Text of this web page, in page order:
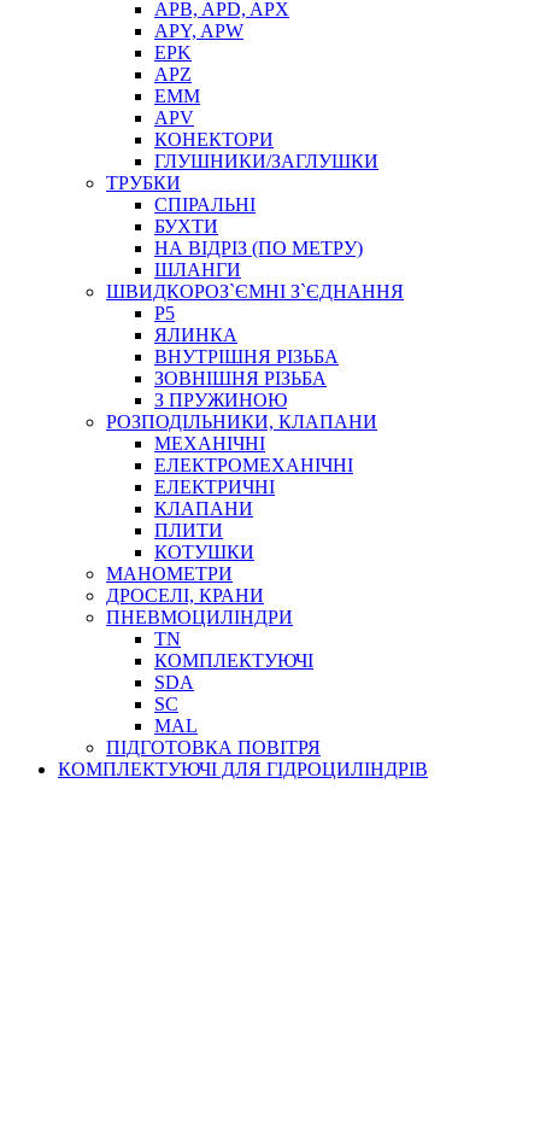
APB, APD, APX
APY, APW
EPK
APZ
EMM
APV
КОНЕКТОРИ
ГЛУШНИКИ/ЗАГЛУШКИ
ТРУБКИ
СПІРАЛЬНІ
БУХТИ
НА ВІДРІЗ (ПО МЕТРУ)
ШЛАНГИ
ШВИДКОРОЗ`ЄМНІ З`ЄДНАННЯ
P5
ЯЛИНКА
ВНУТРІШНЯ РІЗЬБА
ЗОВНІШНЯ РІЗЬБА
З ПРУЖИНОЮ
РОЗПОДІЛЬНИКИ, КЛАПАНИ
МЕХАНІЧНІ
ЕЛЕКТРОМЕХАНІЧНІ
ЕЛЕКТРИЧНІ
КЛАПАНИ
ПЛИТИ
КОТУШКИ
МАНОМЕТРИ
ДРОСЕЛІ, КРАНИ
ПНЕВМОЦИЛІНДРИ
TN
КОМПЛЕКТУЮЧІ
SDA
SC
MAL
ПІДГОТОВКА ПОВІТРЯ
КОМПЛЕКТУЮЧІ ДЛЯ ГІДРОЦИЛІНДРІВ